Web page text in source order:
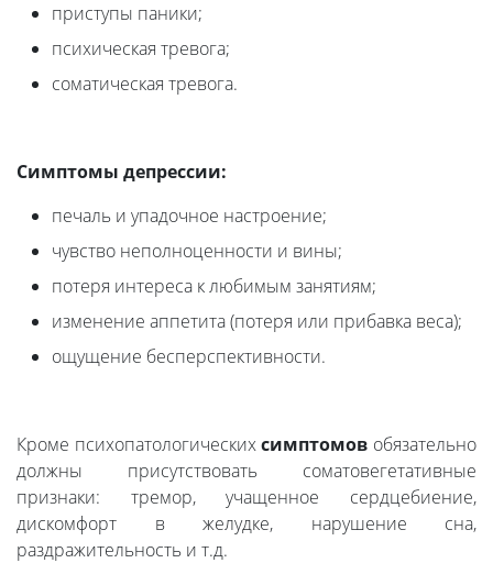
приступы паники;
психическая тревога;
соматическая тревога.
Симптомы депрессии:
печаль и упадочное настроение;
чувство неполноценности и вины;
потеря интереса к любимым занятиям;
изменение аппетита (потеря или прибавка веса);
ощущение бесперспективности.
Кроме психопатологическихсимптомов обязательно
должны присутствовать соматовегетативные
признаки: тремор, учащенное сердцебиение,
дискомфорт в желудке, нарушение сна,
раздражительность и т.д.